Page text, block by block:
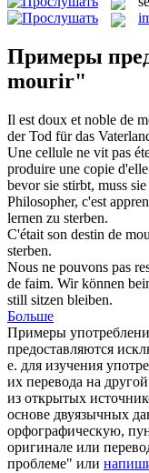
Примеры
mourir"
Il est doux et noble de
der Tod für das
Une cellule ne vit pas
produire une copie
bevor sie stirbt, muss
Philosopher, c'est
lernen zu sterben.
C'était son destin de
sterben.
Nous ne pouvons pas
de faim. Wir können
still sitzen bleiben.
Больше
Примеры
предоставляются
е. для изучения
их перевода на
из открытых
основе двуязычных
орфографическую,
оригинале или
проблеме" или